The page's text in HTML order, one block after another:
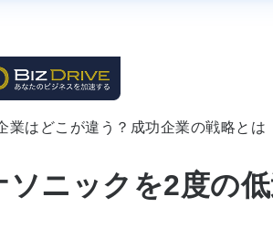
業はどこが違う？成功企業の戦略とは
ソニックを2度の